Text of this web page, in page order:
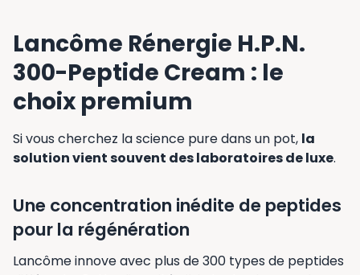
Lancôme Rénergie H.P.N.
300-Peptide Cream : le
choix premium
Si vous cherchez la science pure dans un pot, la
solution vient souvent des laboratoires de luxe.
Une concentration inédite de peptides
pour la régénération
Lancôme innove avec plus de 300 types de peptides